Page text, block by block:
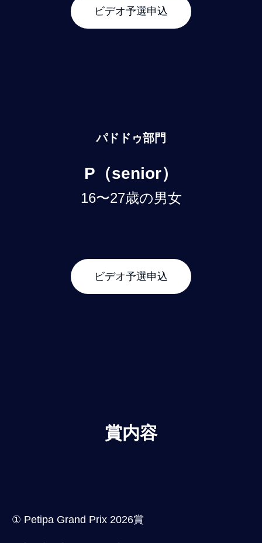
ビデオ予選申込
パドドゥ部門
P（senior）
16〜27歳の男女
ビデオ予選申込
賞内容
① Petipa Grand Prix 2026賞